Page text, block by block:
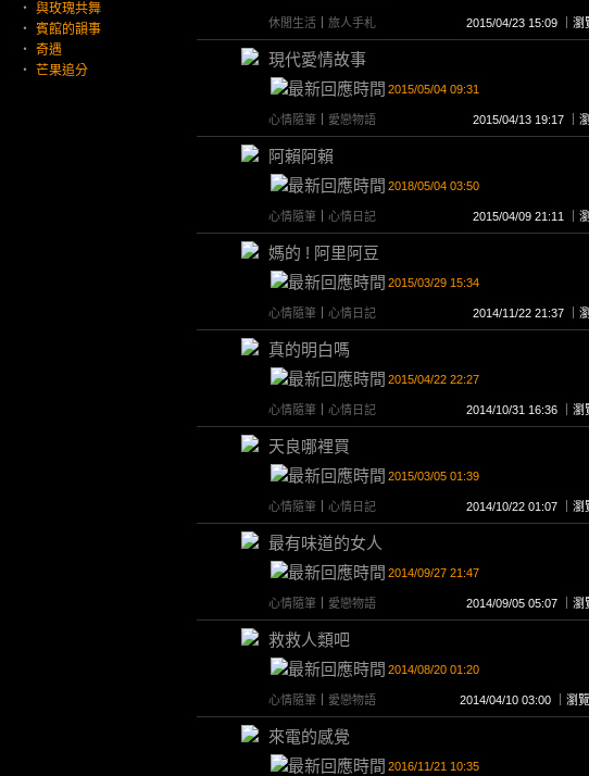
‧
與玫瑰共舞
‧
賓館的韻事
‧
奇遇
‧
芒果追分
休閒生活 旅人手札 2015/04/23 15:09 ｜
現代愛情故事
2015/05/04 09:31
心情隨筆 愛戀物語 2015/04/13 19:17 ｜
阿賴阿賴
2018/05/04 03:50
心情隨筆 心情日記 2015/04/09 21:11 ｜
媽的 ! 阿里阿豆
2015/03/29 15:34
心情隨筆 心情日記 2014/11/22 21:37 ｜
真的明白嗎
2015/04/22 22:27
心情隨筆 心情日記 2014/10/31 16:36 ｜
天良哪裡買
2015/03/05 01:39
心情隨筆 心情日記 2014/10/22 01:07 ｜
最有味道的女人
2014/09/27 21:47
心情隨筆 愛戀物語 2014/09/05 05:07 ｜
救救人類吧
2014/08/20 01:20
心情隨筆 愛戀物語 2014/04/10 03:00 ｜瀏
來電的感覺
2016/11/21 10:35